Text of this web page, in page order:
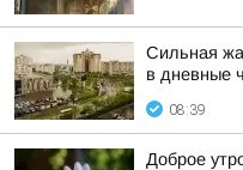
Сильная
в дневные
08:39
Доброе